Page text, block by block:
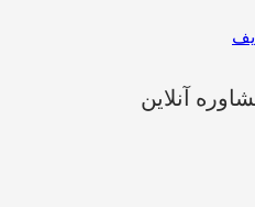
آنلاین